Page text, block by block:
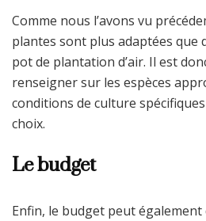
Comme nous l’avons vu
plantes sont plus adaptées que
pot de plantation d’air. Il est
renseigner sur les espèces
conditions de culture
choix.
Le budget
Enfin, le budget peut